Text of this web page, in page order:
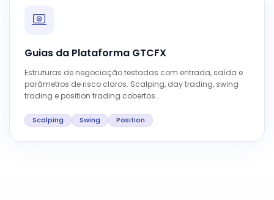
Guias da Plataforma GTCFX
Estruturas de negociação testadas com entrada, saída e
parâmetros de risco claros. Scalping, day trading, swing
trading e position trading cobertos.
Scalping Swing Position